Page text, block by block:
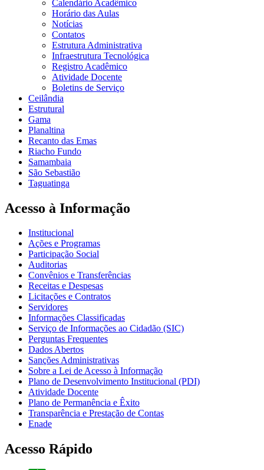
Calendário Acadêmico
Horário das Aulas
Notícias
Contatos
Estrutura Administrativa
Infraestrutura Tecnológica
Registro Acadêmico
Atividade Docente
Boletins de Serviço
Ceilândia
Estrutural
Gama
Planaltina
Recanto das Emas
Riacho Fundo
Samambaia
São Sebastião
Taguatinga
Acesso à Informação
Institucional
Ações e Programas
Participação Social
Auditorias
Convênios e Transferências
Receitas e Despesas
Licitações e Contratos
Servidores
Informações Classificadas
Serviço de Informações ao Cidadão (SIC)
Perguntas Frequentes
Dados Abertos
Sanções Administrativas
Sobre a Lei de Acesso à Informação
Plano de Desenvolvimento Institucional (PDI)
Atividade Docente
Plano de Permanência e Êxito
Transparência e Prestação de Contas
Enade
Acesso Rápido